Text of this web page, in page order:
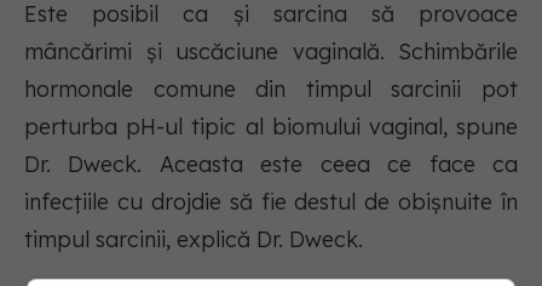
Este posibil ca și sarcina să provoace
mâncărimi și uscăciune vaginală. Schimbările
hormonale comune din timpul sarcinii pot
perturba pH-ul tipic al biomului vaginal, spune
Dr. Dweck. Aceasta este ceea ce face ca
infecțiile cu drojdie să fie destul de obișnuite în
timpul sarcinii, explică Dr. Dweck.